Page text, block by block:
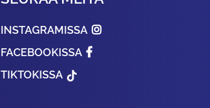
INSTAGRAMISSA
FACEBOOKISSA
TIKTOKISSA